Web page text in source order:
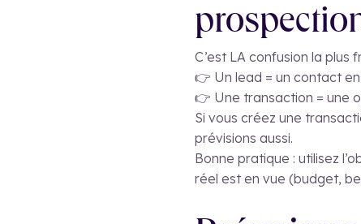
C’est LA confusion la plus
👉 Un lead = un contact
👉 Une transaction = une
Si vous créez une
prévisions aussi.
Bonne pratique : utilisez
réel est en vue (budget,